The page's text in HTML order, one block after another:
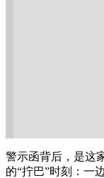
警示函背后，是这
的“拧巴”时刻：一